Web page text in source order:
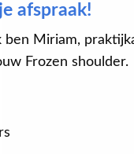
afspraak!
Miriam,
Frozen shoulder.